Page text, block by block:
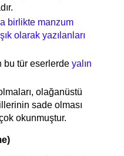
birlikte manzum
olarak yazılanları
bu tür eserlerde yalın
olağanüstü
sade olması
okunmuştur.